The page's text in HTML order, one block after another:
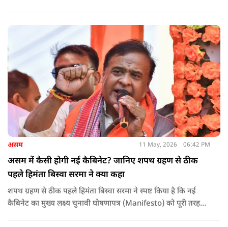
असम 11 May, 2026 06:42 PM
असम में कैसी होगी नई कैबिनेट? जानिए शपथ ग्रहण से ठीक
पहले हिमंता बिस्वा सरमा ने क्या कहा
शपथ ग्रहण से ठीक पहले हिमंता बिस्वा सरमा ने स्पष्ट किया है कि नई
कैबिनेट का मुख्य लक्ष्य चुनावी घोषणापत्र (Manifesto) को पूरी तरह